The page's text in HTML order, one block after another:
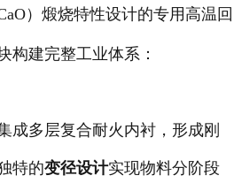
）煅烧特性设计的专用高温回
构建完整工业体系：
成多层复合耐火内衬，形成刚
特的变径设计实现物料分阶段